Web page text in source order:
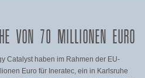
VON 70 MILLIONEN EURO
Catalyst haben im Rahmen der EU-
Euro für Ineratec, ein in Karlsruhe